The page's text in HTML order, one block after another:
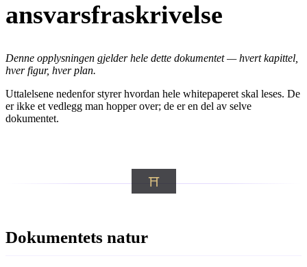
ansvarsfraskrivelse
Denne opplysningen gjelder hele dette dokumentet — hvert kapittel,
hver figur, hver plan.
Uttalelsene nedenfor styrer hvordan hele whitepaperet skal leses. De
er ikke et vedlegg man hopper over; de er en del av selve
dokumentet.
Dokumentets natur